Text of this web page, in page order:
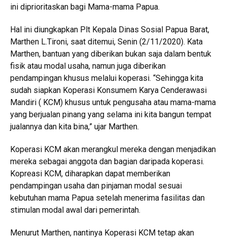
ini diprioritaskan bagi Mama-mama Papua.
Hal ini diungkapkan Plt Kepala Dinas Sosial Papua Barat,
Marthen L.Tironi, saat ditemui, Senin (2/11/2020). Kata
Marthen, bantuan yang diberikan bukan saja dalam bentuk
fisik atau modal usaha, namun juga diberikan
pendampingan khusus melalui koperasi. “Sehingga kita
sudah siapkan Koperasi Konsumem Karya Cenderawasi
Mandiri ( KCM) khusus untuk pengusaha atau mama-mama
yang berjualan pinang yang selama ini kita bangun tempat
jualannya dan kita bina,” ujar Marthen.
Koperasi KCM akan merangkul mereka dengan menjadikan
mereka sebagai anggota dan bagian daripada koperasi.
Kopreasi KCM, diharapkan dapat memberikan
pendampingan usaha dan pinjaman modal sesuai
kebutuhan mama Papua setelah menerima fasilitas dan
stimulan modal awal dari pemerintah.
Menurut Marthen, nantinya Koperasi KCM tetap akan